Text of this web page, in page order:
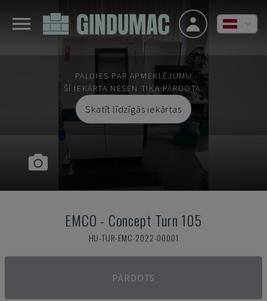
PALDIES PAR APMEKLĒJUMU
ŠĪ IEKĀRTA NESEN TIKA PĀRDOTA.
Skatīt līdzīgās iekārtas
EMCO - Concept Turn 105
HU-TUR-EMC-2022-00001
PĀRDOTS